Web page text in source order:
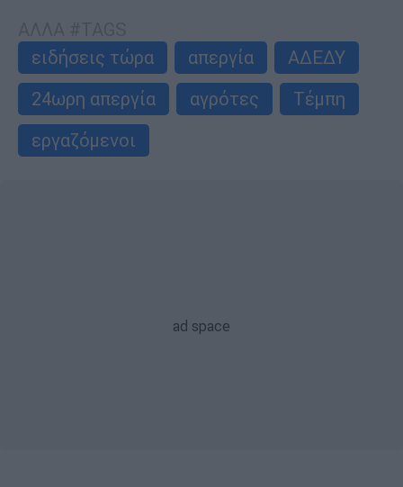
ειδήσεις τώρα
απεργία
ΑΔΕΔΥ
24ωρη απεργία
αγρότες
Τέμπη
εργαζόμενοι